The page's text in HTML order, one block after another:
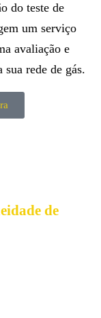
do teste de
um serviço
avaliação e
sua rede de gás.
de